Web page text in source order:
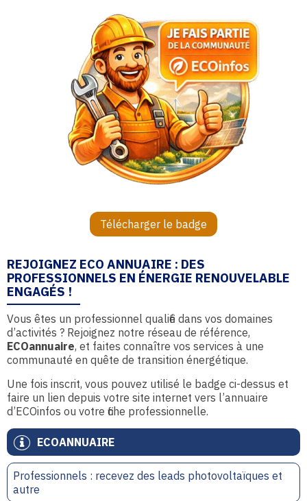
ECOANNUAIRE
Professionnels : recevez des leads photovoltaïques et
autre
Télécharger le badge
REJOIGNEZ ECO ANNUAIRE : DES
PROFESSIONNELS EN ÉNERGIE RENOUVELABLE
ENGAGÉS !
Vous êtes un professionnel qualifié dans vos domaines
d’activités ? Rejoignez notre réseau de référence,
ECOannuaire, et faites connaître vos services à une
communauté en quête de transition énergétique.
Une fois inscrit, vous pouvez utilisé le badge ci-dessus et
faire un lien depuis votre site internet vers l’annuaire
d’ECOinfos ou votre fiche professionnelle.